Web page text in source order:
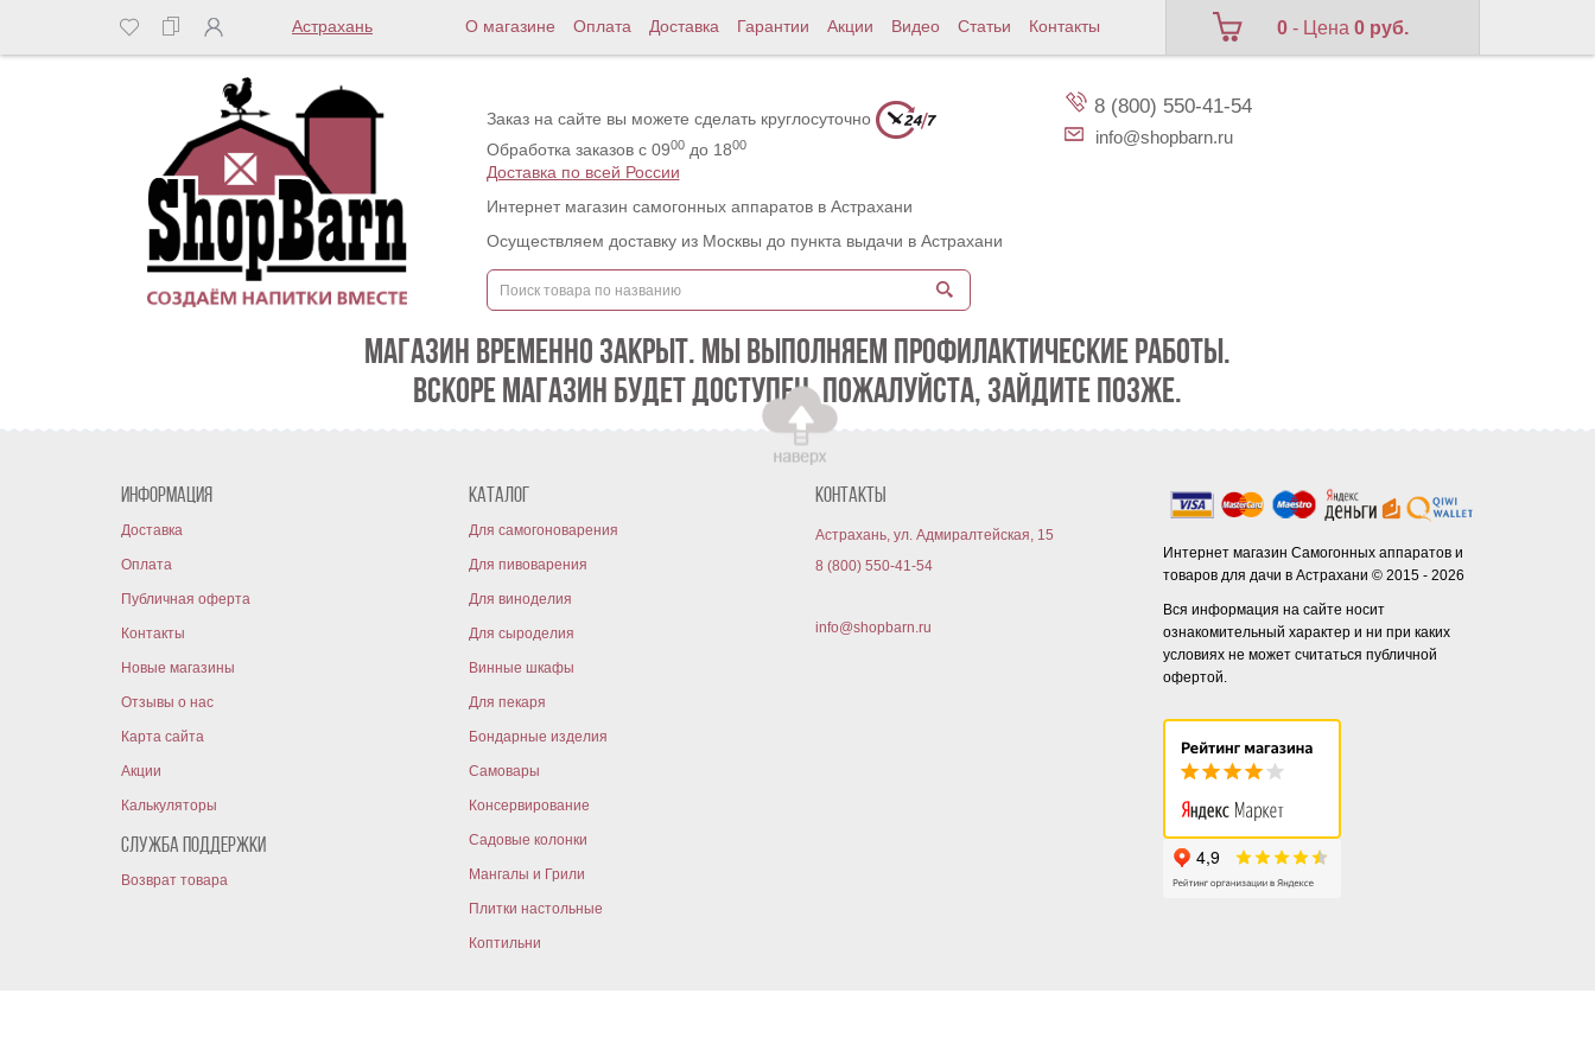
Астрахань О магазине Оплата Доставка Гарантии Акции Видео Статьи Контакты 0 - Цена0 руб.
Заказ на сайте вы можете сделать круглосуточно
Обработка заказов с 0900до 1800
Доставка по всей России
Интернет магазин самогонных аппаратов в Астрахани
Осуществляем доставку из Москвы до пункта выдачи в Астрахани
8 (800) 550-41-54
info@shopbarn.ru
МАГАЗИН ВРЕМЕННО ЗАКРЫТ. МЫ ВЫПОЛНЯЕМ ПРОФИЛАКТИЧЕСКИЕ РАБОТЫ.
ВСКОРЕ МАГАЗИН БУДЕТ ДОСТУПЕН. ПОЖАЛУЙСТА, ЗАЙДИТЕ ПОЗЖЕ.
Информация
Доставка
Оплата
Публичная оферта
Контакты
Новые магазины
Отзывы о нас
Карта сайта
Акции
Калькуляторы
Служба поддержки
Возврат товара
Каталог
Для самогоноварения
Для пивоварения
Для виноделия
Для сыроделия
Винные шкафы
Для пекаря
Бондарные изделия
Самовары
Консервирование
Садовые колонки
Мангалы и Грили
Плитки настольные
Коптильни
Контакты
Астрахань, ул. Адмиралтейская, 15
8 (800) 550-41-54
info@shopbarn.ru
Интернет магазин Самогонных аппаратов и
товаров для дачи в Астрахани © 2015 - 2026
Вся информация на сайте носит
ознакомительный характер и ни при каких
условиях не может считаться публичной
офертой.